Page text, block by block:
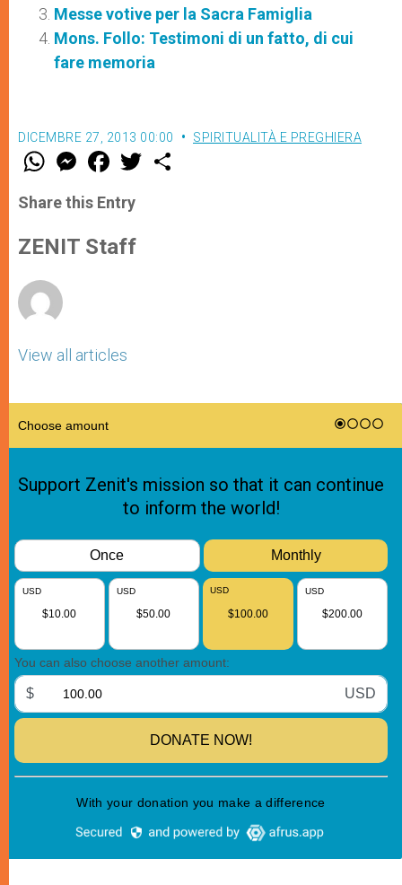
Messe votive per la Sacra Famiglia
Mons. Follo: Testimoni di un fatto, di cui
fare memoria
DICEMBRE 27, 2013 00:00 SPIRITUALITÀ E PREGHIERA
W
t
s
p
p
M
e
s
e
g
e
F
a
e
b
o
k
w
Share this Entry
ZENIT Staff
View all articles